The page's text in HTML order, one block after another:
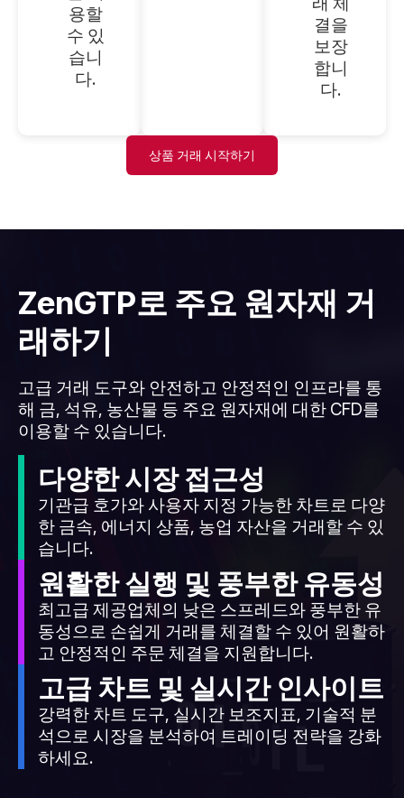
용할
수 있
습니
다.
결을
보장
합니
다.
상품 거래 시작하기
ZenGTP로 주요 원자재 거
래하기
고급 거래 도구와 안전하고 안정적인 인프라를 통
해 금, 석유, 농산물 등 주요 원자재에 대한 CFD를
이용할 수 있습니다.
다양한 시장 접근성
기관급 호가와 사용자 지정 가능한 차트로 다양
한 금속, 에너지 상품, 농업 자산을 거래할 수 있
습니다.
원활한 실행 및 풍부한 유동성
최고급 제공업체의 낮은 스프레드와 풍부한 유
동성으로 손쉽게 거래를 체결할 수 있어 원활하
고 안정적인 주문 체결을 지원합니다.
고급 차트 및 실시간 인사이트
강력한 차트 도구, 실시간 보조지표, 기술적 분
석으로 시장을 분석하여 트레이딩 전략을 강화
하세요.